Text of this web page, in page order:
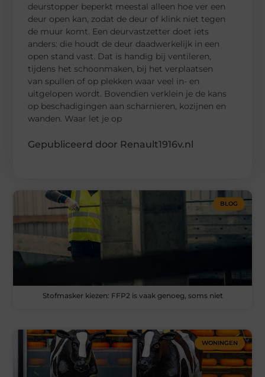
deurstopper beperkt meestal alleen hoe ver een
deur open kan, zodat de deur of klink niet tegen
de muur komt. Een deurvastzetter doet iets
anders: die houdt de deur daadwerkelijk in een
open stand vast. Dat is handig bij ventileren,
tijdens het schoonmaken, bij het verplaatsen
van spullen of op plekken waar veel in- en
uitgelopen wordt. Bovendien verklein je de kans
op beschadigingen aan scharnieren, kozijnen en
wanden. Waar let je op
Gepubliceerd door Renault1916v.nl
BLOG
Stofmasker kiezen: FFP2 is vaak genoeg, soms niet
WONINGEN